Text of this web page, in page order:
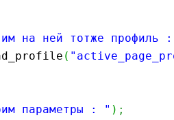
на ней тотже профиль
(
параметры : " ) ;